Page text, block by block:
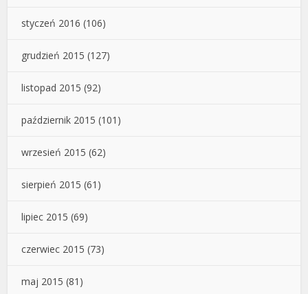
styczeń 2016 (106)
grudzień 2015 (127)
listopad 2015 (92)
październik 2015 (101)
wrzesień 2015 (62)
sierpień 2015 (61)
lipiec 2015 (69)
czerwiec 2015 (73)
maj 2015 (81)